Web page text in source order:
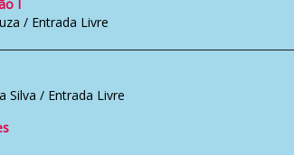
I
/ Entrada Livre
Silva / Entrada Livre